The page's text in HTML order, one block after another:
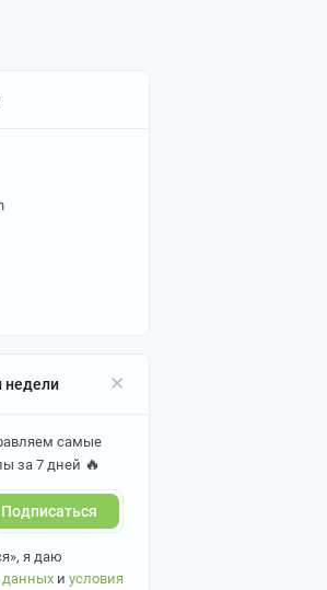
недели
самые
за 7 дней 🔥
Подписаться
я даю
данных и условия